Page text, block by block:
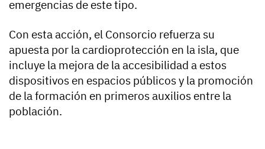
emergencias de este tipo.
Con esta acción, el Consorcio refuerza su
apuesta por la cardioprotección en la isla, que
incluye la mejora de la accesibilidad a estos
dispositivos en espacios públicos y la promoción
de la formación en primeros auxilios entre la
población.